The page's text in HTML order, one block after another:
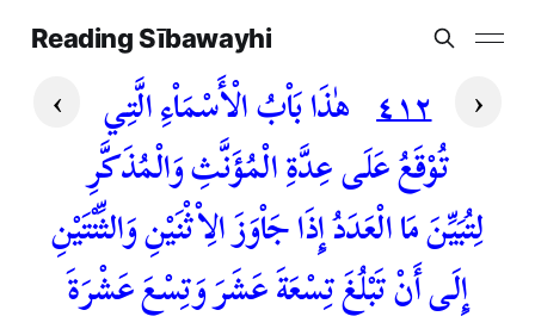
Reading Sībawayhi
› ‹ ٤١٢ هٰذَا بَاْبُ الْأَسْمَاْءِ الَّتِي
تُوْقَعُ عَلَى عِدَّةِ الْمُؤَنَّثِ وَالْمُذَكَّرِ
لِتُبَيِّنَ مَا الْعَدَدُ إِذَا جَاْوَزَ الِاْثْنَيْنِ وَالثِّنْتَيْنِ
إِلَى أَنْ تَبْلُغَ تِسْعَةَ عَشَرَ وَتِسْعَ عَشْرَةَ